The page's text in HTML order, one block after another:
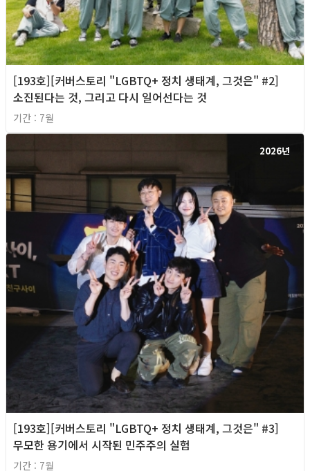
[193호][커버스토리 "LGBTQ+ 정치 생태계, 그것은" #2]
소진된다는 것, 그리고 다시 일어선다는 것
기간 : 7월
2026년
[193호][커버스토리 "LGBTQ+ 정치 생태계, 그것은" #3]
무모한 용기에서 시작된 민주주의 실험
기간 : 7월